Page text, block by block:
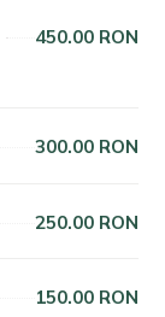
450.00 RON
300.00 RON
250.00 RON
150.00 RON